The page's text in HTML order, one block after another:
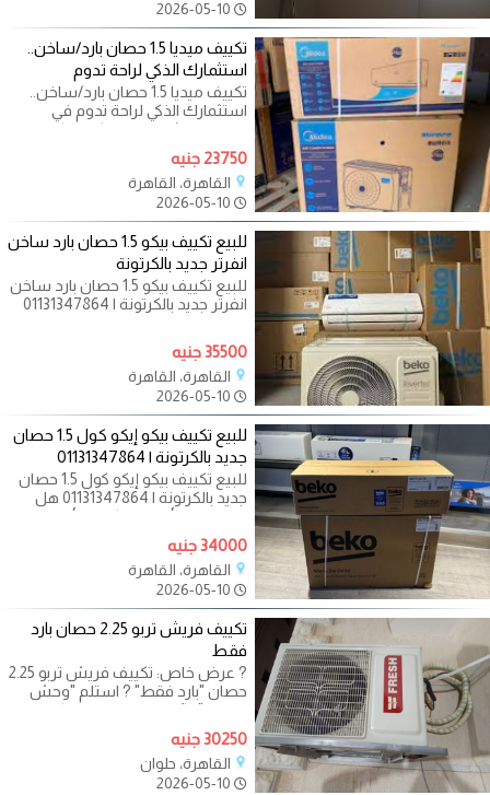
تكييف ميديا 1.5 حصان بارد/ساخن..
استثمارك الذكي لراحة تدوم
تكييف ميديا 1.5 حصان بارد/ساخن..
استثمارك الذكي لراحة تدوم في
الصيف والشتاء من مركز بلو كول
المعتمد
23750 جنيه
القاهرة، القاهرة
للبيع تكييف بيكو 1.5 حصان بارد ساخن
انفرتر جديد بالكرتونة
للبيع تكييف بيكو 1.5 حصان بارد ساخن
انفرتر جديد بالكرتونة | 01131347864
35500 جنيه
القاهرة، القاهرة
للبيع تكييف بيكو إيكو كول 1.5 حصان
جديد بالكرتونة | 01131347864
للبيع تكييف بيكو إيكو كول 1.5 حصان
جديد بالكرتونة | 01131347864 هل
تبحث عن الأناقة التركية والأداء
34000 جنيه
القاهرة، القاهرة
تكييف فريش تربو 2.25 حصان بارد
فقط
? عرض خاص: تكييف فريش تربو 2.25
حصان "بارد فقط" ? استلم "وحش
الصيف" الآن من معرض بلو كول
وعيش الرفاهية
30250 جنيه
القاهرة، حلوان